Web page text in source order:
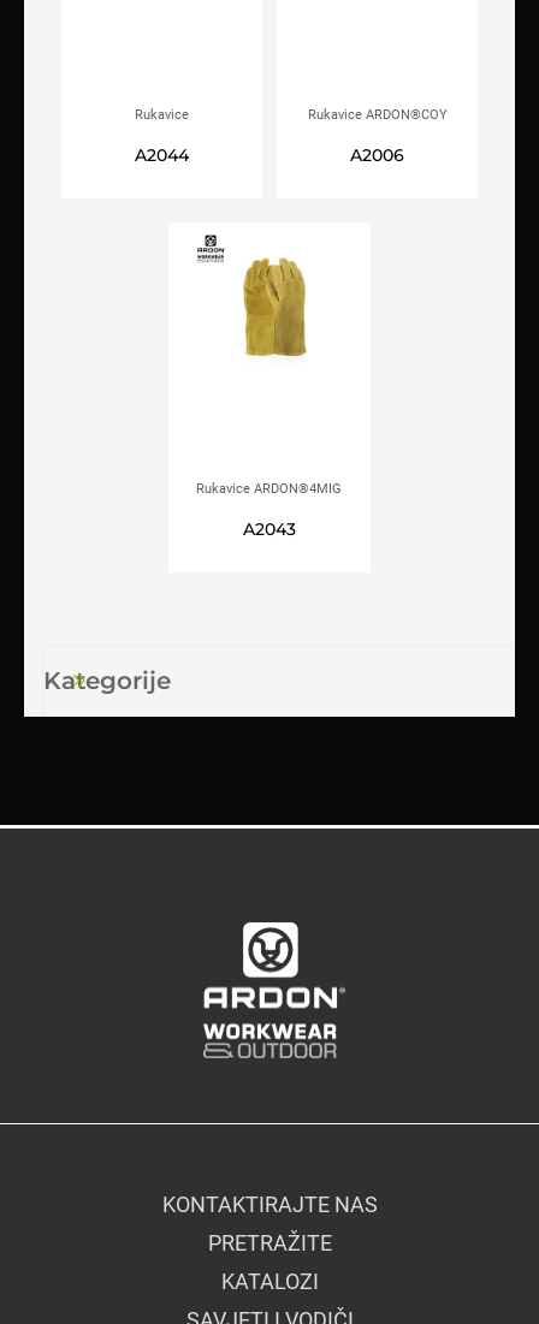
Rukavice
A2044
Rukavice ARDON®COY
A2006
Rukavice ARDON®4MIG
A2043
Kategorije
KONTAKTIRAJTE NAS
PRETRAŽITE
KATALOZI